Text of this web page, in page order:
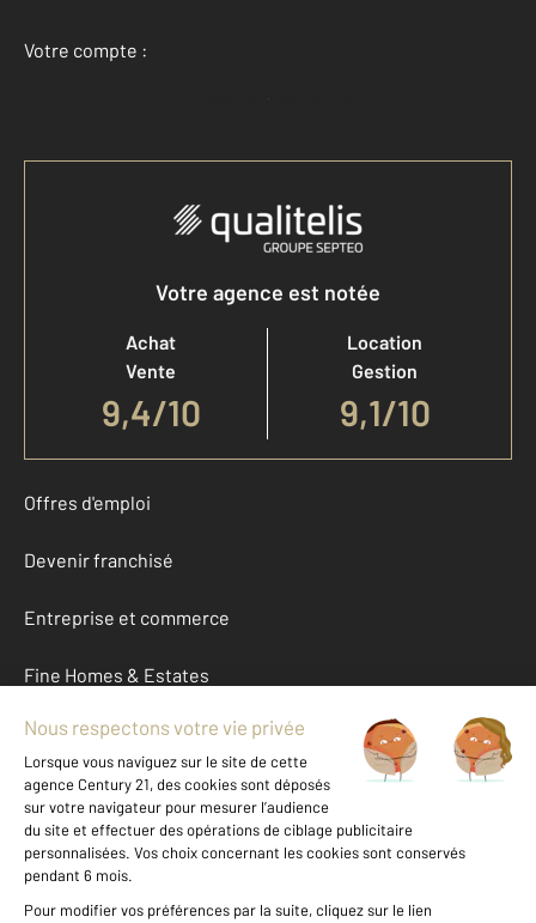
Votre compte :
Accéder à mon compte
Votre agence est notée
Achat
Vente
9,4/10
Location
Gestion
9,1/10
Offres d'emploi
Devenir franchisé
Entreprise et commerce
Fine Homes & Estates
À propos
International
Nous contacter